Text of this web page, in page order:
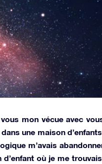
mon vécue avec
une maison
m’avais
où je me